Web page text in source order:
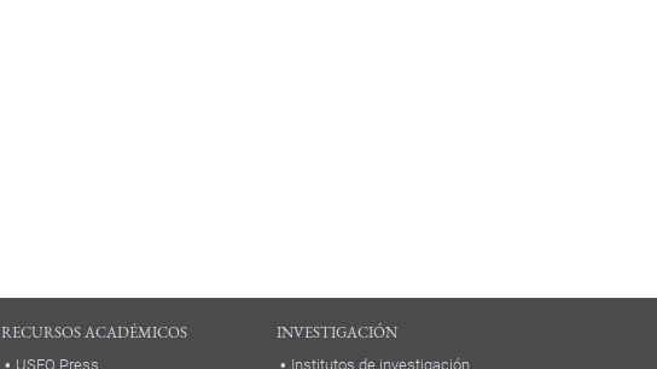
RECURSOS ACADÉMICOS
USFQ Press
INVESTIGACIÓN
Institutos de investigación